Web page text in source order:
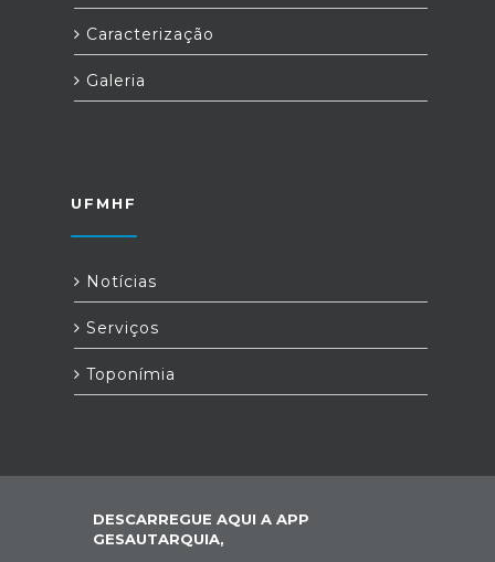
Caracterização
Galeria
UFMHF
Notícias
Serviços
Toponímia
DESCARREGUE AQUI A APP
GESAUTARQUIA,